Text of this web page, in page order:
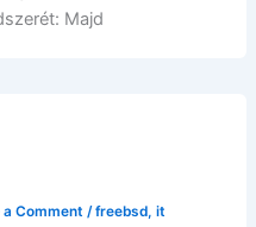
Majd
a Comment /freebsd, it